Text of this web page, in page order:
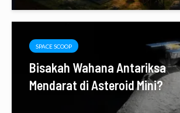
SPACE SCOOP
Bisakah Wahana Antariksa
Mendarat di Asteroid Mini?